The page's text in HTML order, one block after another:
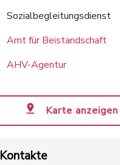
Sozialbegleitungsdienst
Amt für Beistandschaft
AHV-Agentur
Karte anzeigen
Kontakte